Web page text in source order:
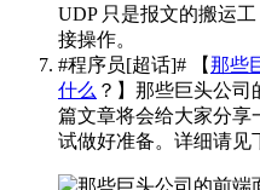
UDP 只是报文的搬运
接操作。
#程序员[超话]# 【那些
什么 ？】那些巨头公
篇文章将会给大家分享
试做好准备。详细请见